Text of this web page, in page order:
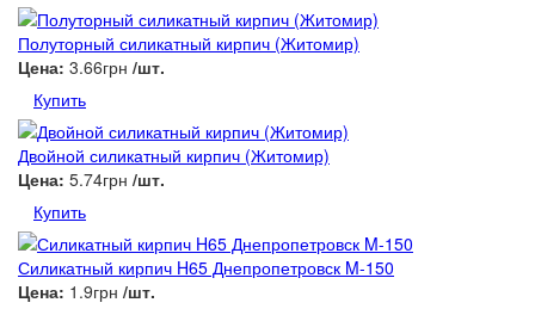
Полуторный силикатный кирпич (Житомир)
Цена: 3.66грн /шт.
Купить
Двойной силикатный кирпич (Житомир)
Цена: 5.74грн /шт.
Купить
Силикатный кирпич H65 Днепропетровск M-150
Цена: 1.9грн /шт.